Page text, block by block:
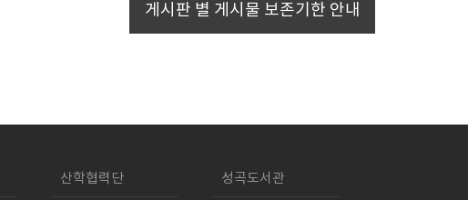
게시판 별 게시물 보존기한 안내
산학협력단 성곡도서관